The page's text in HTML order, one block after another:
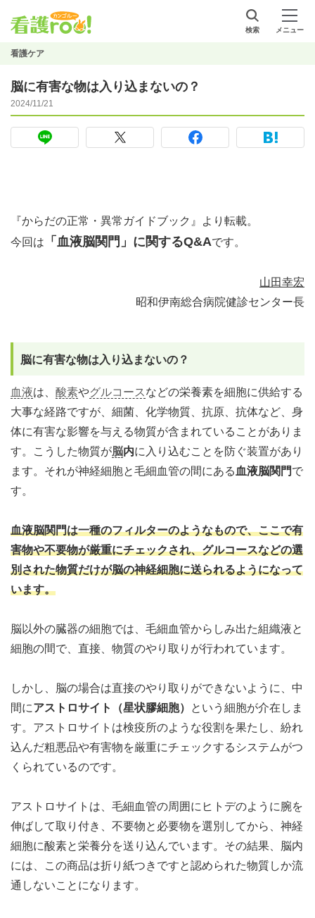
検索 メニュー
看護ケア
脳に有害な物は入り込まないの？
2024/11/21
『からだの正常・異常ガイドブック』より転載。
今回は
「血液脳関門」に関するQ&Aです。
山田幸宏
昭和伊南総合病院健診センター長
脳に有害な物は入り込まないの？
血液は、 酸素やグルコース などの栄養素を細胞に供給する
大事な経路ですが、細菌、化学物質、抗原、抗体など、身
体に有害な影響を与える物質が含まれていることがありま
す。こうした物質が脳内に入り込むことを防ぐ装置があり
ます。それが神経細胞と毛細血管の間にある 血液脳関門で
す。
血液脳関門は一種のフィルターのようなもので、ここで有
害物や不要物が厳重にチェックされ、グルコースなどの選
別された物質だけが脳の神経細胞に送られるようになって
います。
脳以外の臓器の細胞では、毛細血管からしみ出た組織液と
細胞の間で、直接、物質のやり取りが行われています。
しかし、脳の場合は直接のやり取りができないように、中
間にアストロサイト（星状膠細胞）
という細胞が介在しま
す。アストロサイトは検疫所のような役割を果たし、紛れ
込んだ粗悪品や有害物を厳重にチェックするシステムがつ
くられているのです。
アストロサイトは、毛細血管の周囲にヒトデのように腕を
伸ばして取り付き、不要物と必要物を選別してから、神経
細胞に酸素と栄養分を送り込んでいます。その結果、脳内
には、この商品は折り紙つきですと認められた物質しか流
通しないことになります。